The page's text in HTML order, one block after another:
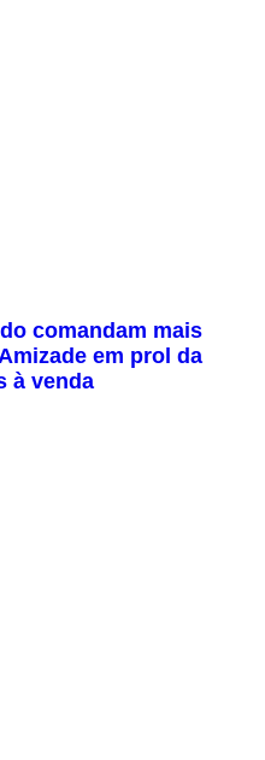
comandam mais
em prol da
à venda